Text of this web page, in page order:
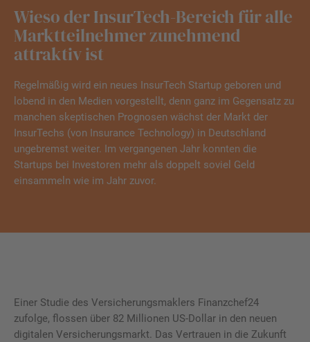
Wieso der InsurTech-Bereich für alle
Marktteilnehmer zunehmend
attraktiv ist
Regelmäßig wird ein neues InsurTech Startup geboren und
lobend in den Medien vorgestellt, denn ganz im Gegensatz zu
manchen skeptischen Prognosen wächst der Markt der
InsurTechs (von Insurance Technology) in Deutschland
ungebremst weiter. Im vergangenen Jahr konnten die
Startups bei Investoren mehr als doppelt soviel Geld
einsammeln wie im Jahr zuvor.
Einer Studie des Versicherungsmaklers Finanzchef24
zufolge, flossen über 82 Millionen US-Dollar in den neuen
digitalen Versicherungsmarkt. Das Vertrauen in die Zukunft